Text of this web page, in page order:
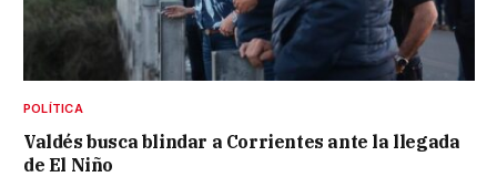
POLÍTICA
Valdés busca blindar a Corrientes ante la llegada
de El Niño